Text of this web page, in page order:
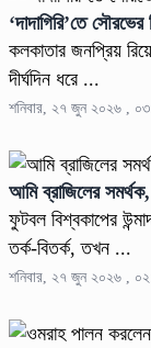
‘দাদাগিরি’তে
কলকাতার জনপ্রিয়
দীর্ঘদিন ধরে ...
শনিবার, ২৭ জুন ২০২৬ ,
আমি ব্রাজিলের
ফুটবল বিশ্বকাপের
তর্ক-বিতর্ক, তখন ...
শনিবার, ২৭ জুন ২০২৬ ,